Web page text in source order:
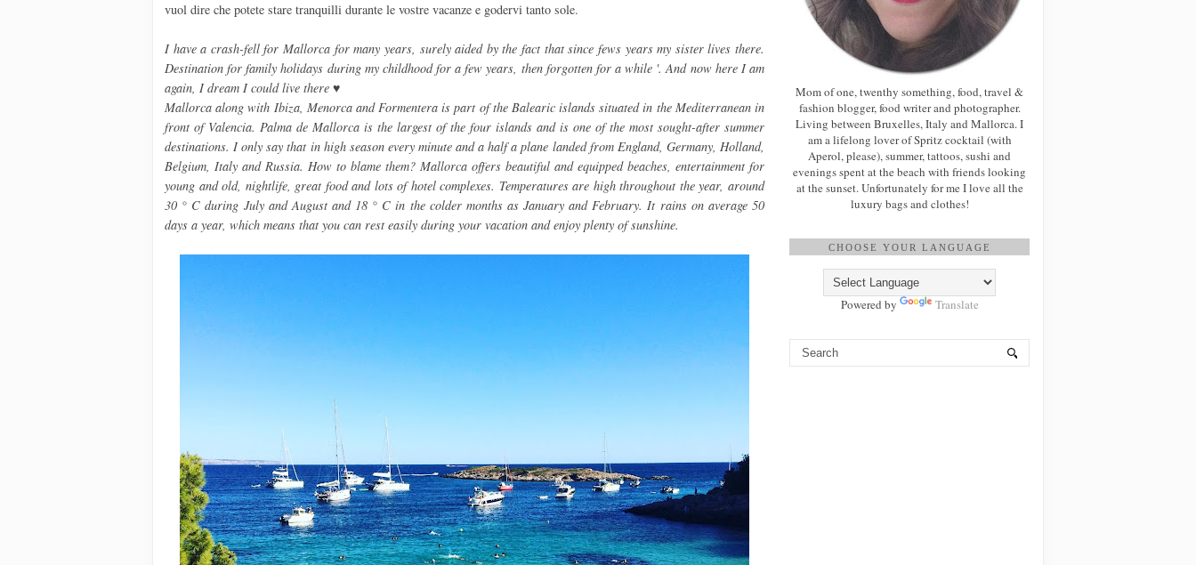
vuol dire che potete stare tranquilli durante le vostre vacanze e godervi tanto sole.
I have a crash-fell for Mallorca for many years, surely aided by the fact that since fews years my sister lives there.
Destination for family holidays during my childhood for a few years, then forgotten for a while '. And now here I am
again, I dream I could live there ♥
Mallorca along with Ibiza, Menorca and Formentera is part of the Balearic islands situated in the Mediterranean in
front of Valencia. Palma de Mallorca is the largest of the four islands and is one of the most sought-after summer
destinations. I only say that in high season every minute and a half a plane landed from England, Germany, Holland,
Belgium, Italy and Russia. How to blame them? Mallorca offers beautiful and equipped beaches, entertainment for
young and old, nightlife, great food and lots of hotel complexes. Temperatures are high throughout the year, around
30 ° C during July and August and 18 ° C in the colder months as January and February. It rains on average 50
days a year, which means that you can rest easily during your vacation and enjoy plenty of sunshine.
Mom of one, twenthy something, food, travel &
fashion blogger, food writer and photographer.
Living between Bruxelles, Italy and Mallorca. I
am a lifelong lover of Spritz cocktail (with
Aperol, please), summer, tattoos, sushi and
evenings spent at the beach with friends looking
at the sunset. Unfortunately for me I love all the
luxury bags and clothes!
CHOOSE YOUR LANGUAGE
Powered by Translate